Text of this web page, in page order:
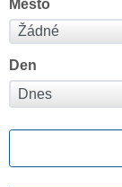
Město
Den